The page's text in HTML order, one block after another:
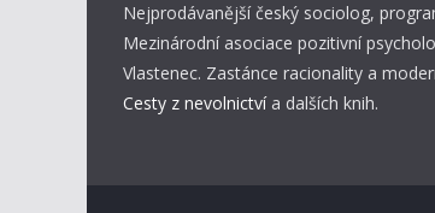
Nejprodávanější český sociolog,
Mezinárodní asociace pozitivní
Vlastenec. Zastánce racionality a
Cesty z nevolnictví a dalších knih.